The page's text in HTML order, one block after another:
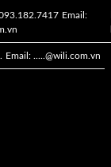
Email:
Email: .....@wili.com.vn